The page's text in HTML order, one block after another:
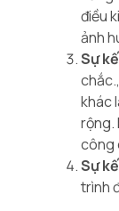
điều
ảnh
Sự
khác
rộng.
công
Sự
trình